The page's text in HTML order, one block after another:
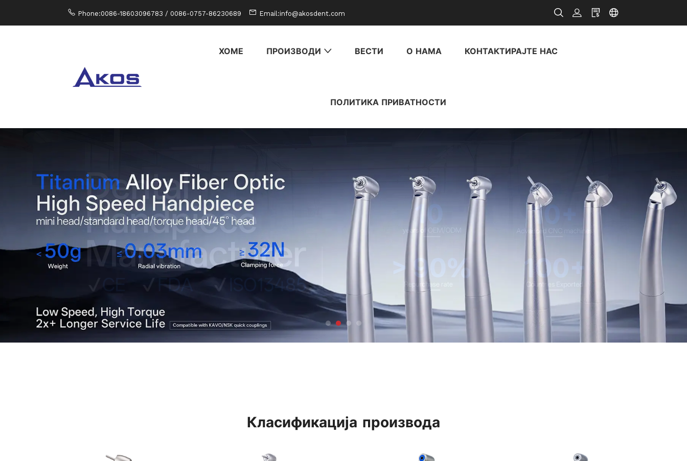
Phone:0086-18603096783 / 0086-0757-86230689 Email:info@akosdent.com
ХОМЕ ПРОИЗВОДИ ВЕСТИ О НАМА КОНТАКТИРАЈТЕ НАС
ПОЛИТИКА ПРИВАТНОСТИ
Класификација производа